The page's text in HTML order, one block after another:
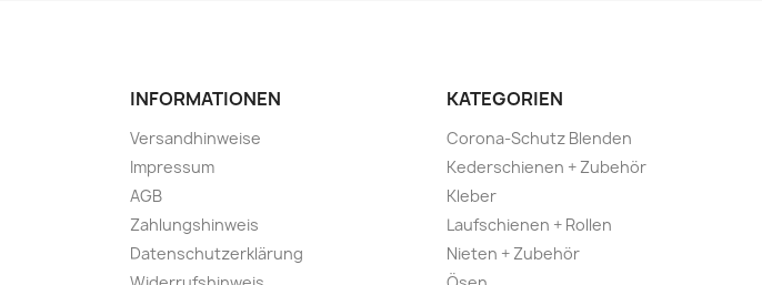
INFORMATIONEN
Versandhinweise
Impressum
AGB
Zahlungshinweis
Datenschutzerklärung
KATEGORIEN
Corona-Schutz Blenden
Kederschienen + Zubehör
Kleber
Laufschienen + Rollen
Nieten + Zubehör